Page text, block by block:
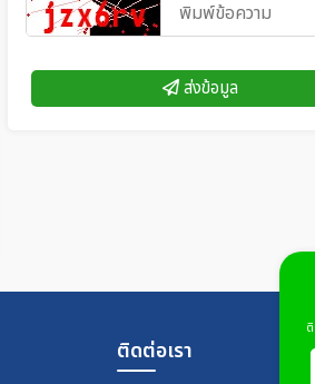
ส่งข้อมูล
ติดต่อเรา